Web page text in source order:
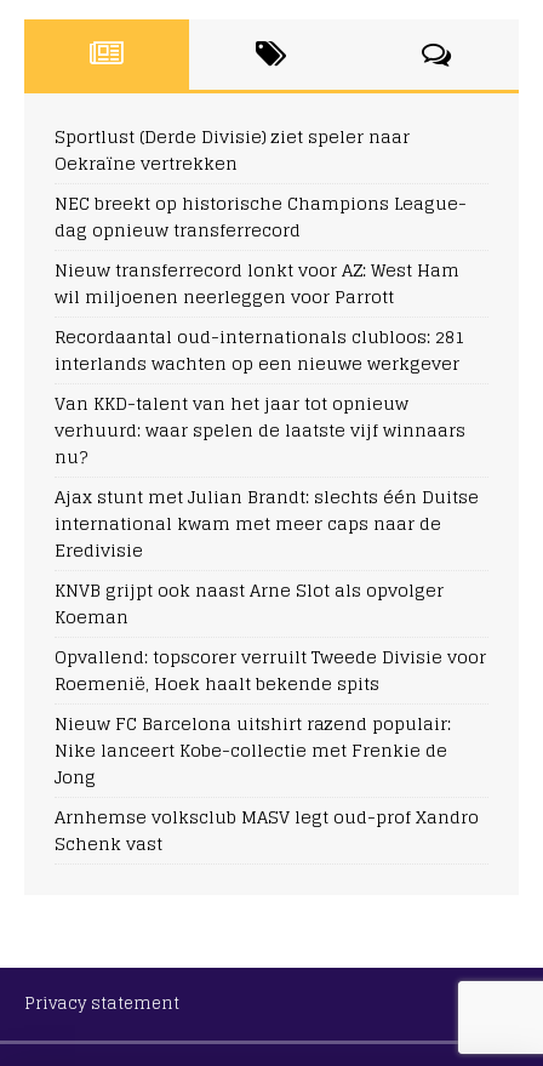
Sportlust (Derde Divisie) ziet speler naar
Oekraïne vertrekken
NEC breekt op historische Champions League-
dag opnieuw transferrecord
Nieuw transferrecord lonkt voor AZ: West Ham
wil miljoenen neerleggen voor Parrott
Recordaantal oud-internationals clubloos: 281
interlands wachten op een nieuwe werkgever
Van KKD-talent van het jaar tot opnieuw
verhuurd: waar spelen de laatste vijf winnaars
nu?
Ajax stunt met Julian Brandt: slechts één Duitse
international kwam met meer caps naar de
Eredivisie
KNVB grijpt ook naast Arne Slot als opvolger
Koeman
Opvallend: topscorer verruilt Tweede Divisie voor
Roemenië, Hoek haalt bekende spits
Nieuw FC Barcelona uitshirt razend populair:
Nike lanceert Kobe-collectie met Frenkie de
Jong
Arnhemse volksclub MASV legt oud-prof Xandro
Schenk vast
Privacy statement